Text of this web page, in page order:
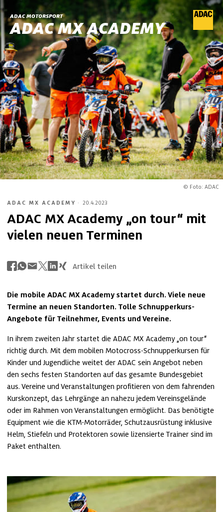
ADAC MOTORSPORT
ADAC MX ACADEMY
© Foto: ADAC
ADAC MX ACADEMY · 20.4.2023
ADAC MX Academy „on tour“ mit
vielen neuen Terminen
Artikel teilen
Die mobile ADAC MX Academy startet durch. Viele neue
Termine an neuen Standorten. Tolle Schnupperkurs-
Angebote für Teilnehmer, Events und Vereine.
In ihrem zweiten Jahr startet die ADAC MX Academy „on tour“
richtig durch. Mit dem mobilen Motocross-Schnupperkursen für
Kinder und Jugendliche weitet der ADAC sein Angebot neben
den sechs festen Standorten auf das gesamte Bundesgebiet
aus. Vereine und Veranstaltungen profitieren von dem fahrenden
Kurskonzept, das Lehrgänge an nahezu jedem Vereinsgelände
oder im Rahmen von Veranstaltungen ermöglicht. Das benötigte
Equipment wie die KTM-Motorräder, Schutzausrüstung inklusive
Helm, Stiefeln und Protektoren sowie lizensierte Trainer sind im
Paket enthalten.